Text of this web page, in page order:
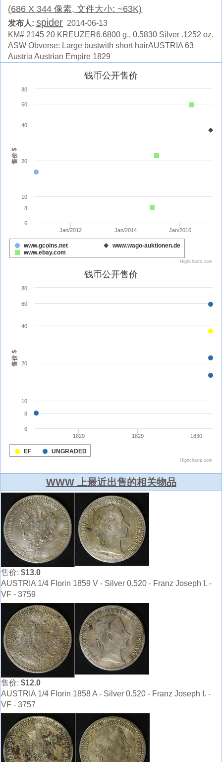
(686 X 344 像素, 文件大小: ~63K)
发布人: spider 2014-06-13
KM# 2145 20 KREUZER6.6800 g., 0.5830 Silver .1252 oz.
ASW Obverse: Large bustwith short hairAUSTRIA 63
Austria Austrian Empire 1829
WWW 上最近出售的相关物品
售价: $13.0
AUSTRIA 1/4 Florin 1859 V - Silver 0.520 - Franz Joseph I. -
VF - 3759
售价: $12.0
AUSTRIA 1/4 Florin 1858 A - Silver 0.520 - Franz Joseph I. -
VF - 3757